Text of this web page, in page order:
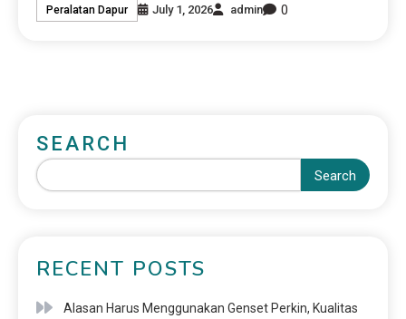
Peralatan Dapur July 1, 2026 admin 0
SEARCH
Search
RECENT POSTS
Alasan Harus Menggunakan Genset Perkin, Kualitas